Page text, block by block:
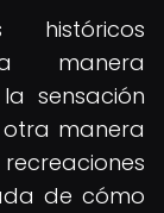
manera
sensación
manera
de cómo